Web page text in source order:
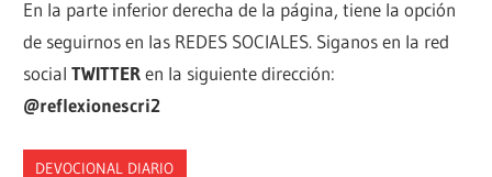
En la parte inferior derecha de la página, tiene la opción
de seguirnos en las REDES SOCIALES. Siganos en la red
socialTWITTERen la siguiente dirección:
@reflexionescri2
DEVOCIONAL DIARIO